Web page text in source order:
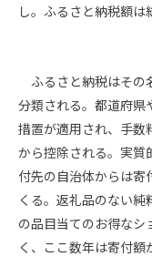
し。ふるさと納税額は
ふるさと納税はその
分類される。都道府県
措置が適用され、手数
から控除される。実質
付先の自治体からは寄
くる。返礼品のない
の品目当てのお得な
く、ここ数年は寄付額